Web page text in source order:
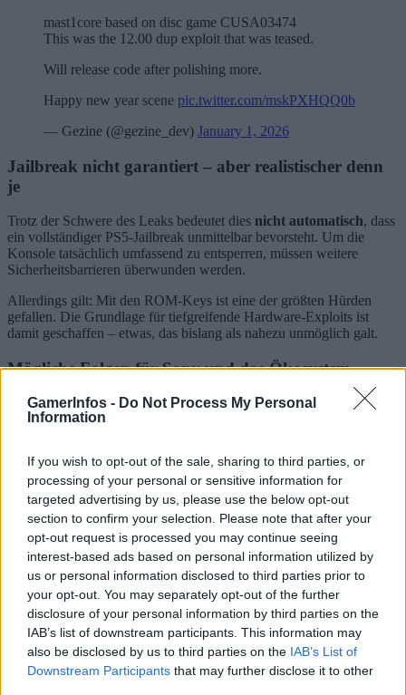
GamerInfos - Do Not Process My Personal
Information
If you wish to opt-out of the sale, sharing to third parties, or
processing of your personal or sensitive information for
targeted advertising by us, please use the below opt-out
section to confirm your selection. Please note that after your
opt-out request is processed you may continue seeing
interest-based ads based on personal information utilized by
us or personal information disclosed to third parties prior to
your opt-out. You may separately opt-out of the further
disclosure of your personal information by third parties on the
IAB’s list of downstream participants. This information may
also be disclosed by us to third parties on the IAB’s List of
Downstream Participants that may further disclose it to other
mast1core based on disc game CUSA03474
This was the 12.00 dup exploit that was teased.
Will release code after polishing more.
Happy new year scene pic.twitter.com/mskPXHQQ0b
— Gezine (@gezine_dev) January 1, 2026
Jailbreak nicht garantiert – aber realistischer denn
je
Trotz der Schwere des Leaks bedeutet dies nicht automatisch, dass
ein vollständiger PS5-Jailbreak unmittelbar bevorsteht. Um die
Konsole tatsächlich umfassend zu entsperren, müssen weitere
Sicherheitsbarrieren überwunden werden.
Allerdings gilt: Mit den ROM-Keys ist eine der größten Hürden
gefallen. Die Grundlage für tiefgreifende Hardware-Exploits ist
damit geschaffen – etwas, das bislang als nahezu unmöglich galt.
Mögliche Folgen für Sony und das Ökosystem
Sollte es in Zukunft zu einem stabilen Jailbreak kommen, hätte dies
weitreichende Konsequenzen:
vermehrte Cheats und Modifikationen
mögliche Einschränkungen im Online-Bereich
stärkere Maßnahmen gegen modifizierte Konsolen
Sony selbst hat sich bislang nicht offiziell zu den Berichten
geäußert. Angesichts der technischen Natur des Problems dürfte eine
direkte Reaktion jedoch schwierig ausfallen.
Der angebliche Leak der PS5-ROM-Keys stellt einen der
schwerwiegendsten Sicherheitsvorfälleseit dem Launch der
Konsole dar. Auch wenn ein Jailbreak noch nicht garantiert ist, hat
sich die Ausgangslage für Modding und Exploit-Entwicklung
deutlich verändert – und zwar dauerhaft.